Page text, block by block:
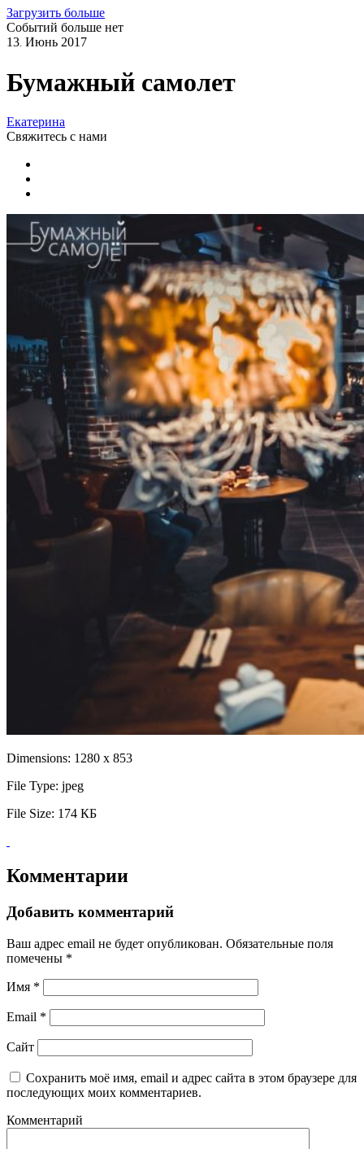
Загрузить больше
Событий больше нет
13. Июнь 2017
Бумажный самолет
Екатерина
Свяжитесь с нами
Dimensions: 1280 x 853
File Type: jpeg
File Size: 174 КБ
Комментарии
Добавить комментарий
Ваш адрес email не будет опубликован. Обязательные поля
помечены *
Имя *
Email *
Сайт
Сохранить моё имя, email и адрес сайта в этом браузере для
последующих моих комментариев.
Комментарий